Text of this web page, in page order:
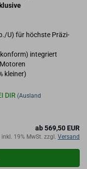
U) für höchs­te Prä­zi­
in­te­griert
klei­ner)
DIR (Ausland
ab 569,50 EUR
inkl. 19% MwSt. zzgl. Versand